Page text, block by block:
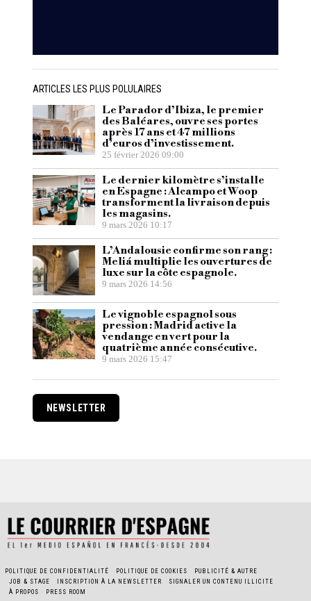
ARTICLES LES PLUS POLULAIRES
Le Parador d’Ibiza, le premier
des Baléares, ouvre ses portes
après 17 ans et 47 millions
d’euros d’investissement.
25 février 2026 09:00
Le dernier kilomètre s’installe
en Espagne : Alcampo et Woop
transforment la livraison depuis
les magasins.
9 mars 2026 10:17
L’Andalousie confirme son rang :
Meliá multiplie les ouvertures de
luxe sur la côte espagnole.
9 mars 2026 14:56
Le vignoble espagnol sous
pression : Madrid active la
vendange en vert pour la
quatrième année consécutive.
9 mars 2026 15:47
NEWSLETTER
POLITIQUE DE CONFIDENTIALITÉ POLITIQUE DE COOKIES
PUBLICITÉ & AUTRE
JOB & STAGE
INSCRIPTION À LA NEWSLETTER
SIGNALER UN CONTENU ILLICITE
À PROPOS
PRESS ROOM